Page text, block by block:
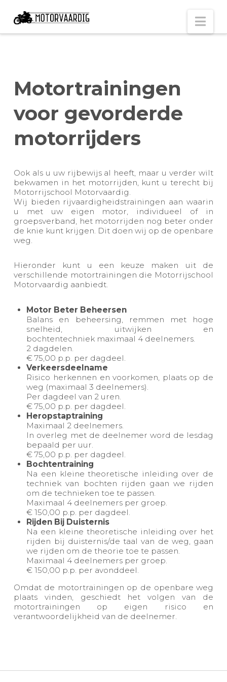
Motortrainingen
voor gevorderde
motorrijders
Ook als u uw rijbewijs al heeft, maar u verder wilt
bekwamen in het motorrijden, kunt u terecht bij
Motorrijschool Motorvaardig.
Wij bieden rijvaardigheidstrainingen aan waarin
u met uw eigen motor, individueel of in
groepsverband, het motorrijden nog beter onder
de knie kunt krijgen. Dit doen wij op de openbare
weg.
​Hieronder kunt u een keuze maken uit de
verschillende motortrainingen die Motorrijschool
Motorvaardig aanbiedt.
Motor Beter Beheersen
Balans en beheersing, remmen met hoge
snelheid, uitwijken en
bochtentechniek maximaal 4 deelnemers.
2 dagdelen.
€ 75,00 p.p. per dagdeel.
Verkeersdeelname
Risico herkennen en voorkomen, plaats op de
weg (maximaal 3 deelnemers).
Per dagdeel van 2 uren.
€ 75,00 p.p. per dagdeel.
Heropstaptraining
Maximaal 2 deelnemers.
In overleg met de deelnemer word de lesdag
bepaald per uur.
€ 75,00 p.p. per dagdeel.
Bochtentraining
Na een kleine theoretische inleiding over de
techniek van bochten rijden gaan we rijden
om de technieken toe te passen.
Maximaal 4 deelnemers per groep.
€ 150,00 p.p. per dagdeel.
Rijden Bij Duisternis
Na een kleine theoretische inleiding over het
rijden bij duisternis/de taal van de weg, gaan
we rijden om de theorie toe te passen.
Maximaal 4 deelnemers per groep.
€ 150,00 p.p. per avonddeel.
Omdat de motortrainingen op de openbare weg
plaats vinden, geschiedt het volgen van de
motortrainingen op eigen risico en
verantwoordelijkheid van de deelnemer.